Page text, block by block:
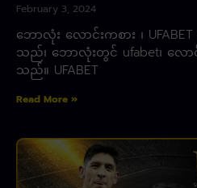
February 3, 2024
ဘောလုံး လောင်းကစား ၊
သည်၊ ဘောလုံးတွင် ufabet၊ လော
သည်။ UFABET
Read More »